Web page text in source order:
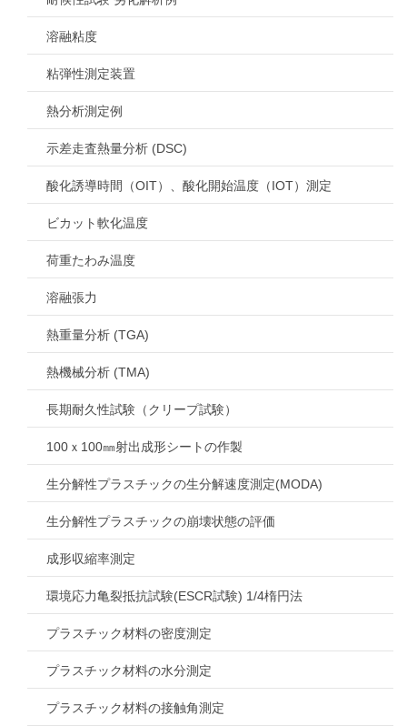
溶融粘度
粘弾性測定装置
熱分析測定例
示差走査熱量分析 (DSC)
酸化誘導時間（OIT）、酸化開始温度（IOT）測定
ビカット軟化温度
荷重たわみ温度
溶融張力
熱重量分析 (TGA)
熱機械分析 (TMA)
長期耐久性試験（クリープ試験）
100ｘ100㎜射出成形シートの作製
生分解性プラスチックの生分解速度測定(MODA)
生分解性プラスチックの崩壊状態の評価
成形収縮率測定
環境応力亀裂抵抗試験(ESCR試験) 1/4楕円法
プラスチック材料の密度測定
プラスチック材料の水分測定
プラスチック材料の接触角測定